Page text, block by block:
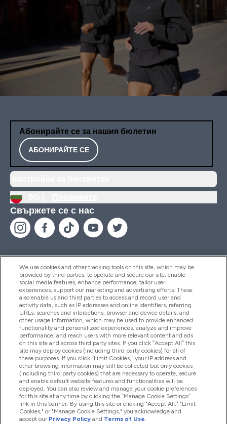
Абонирайте се за нашия бюлетин
АБОНИРАЙТЕ СЕ
Свържете се с нас
Помощ И Информация
Продукти
Информация За Компанията
Лоялност И Награди
2026 The Hut.com Ltd
We use cookies and other tracking tools on this site, which may be
provided by third parties, to operate and secure our site, enable
social media features, enhance performance, tailor user
experiences, support our marketing and advertising efforts. These
also enable us and third parties to access and record user and
activity data, such as IP addresses and online identifiers, referring
URLs, searches and interactions, browser and device details, and
other usage information, which may be used to provide enhanced
functionality and personalized experiences, analyze and improve
performance, and reach users with more relevant content and ads
on this site and across third party sites. If you click “Accept All” this
site may deploy cookies (including third party cookies) for all of
these purposes. If you click “Limit Cookies,” your IP address and
other browsing information may still be collected but only cookies
(including third party cookies) that are necessary to operate, secure
and enable default website features and functionalities will be
deployed. You can also review and manage your cookie preferences
for this site at any time by clicking the “Manage Cookie Settings”
link in this banner. By using this site or clicking "Accept All," "Limit
Cookies," or "Manage Cookie Settings," you acknowledge and
accept our Privacy Policy and Terms of Use.